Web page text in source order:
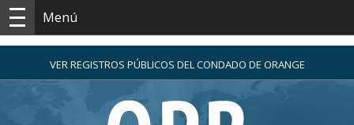
Menú
VER REGISTROS PÚBLICOS DEL CONDADO DE ORANGE